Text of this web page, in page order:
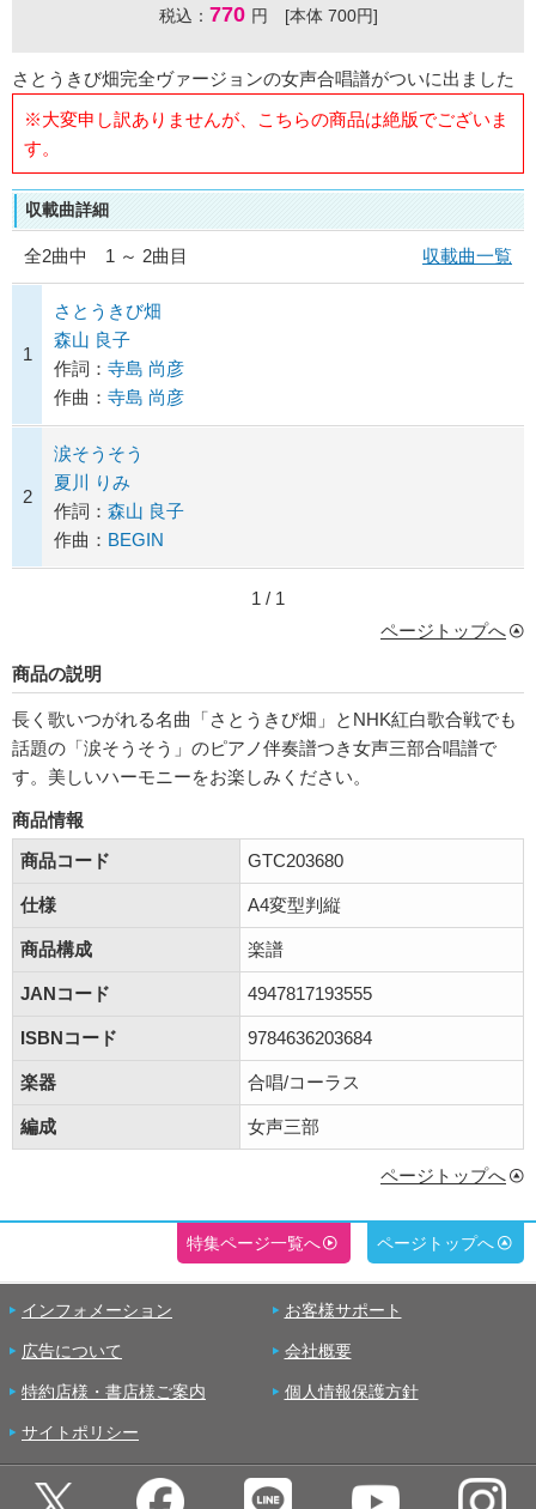
税込： 770 円 [本体 700円]
さとうきび畑完全ヴァージョンの女声合唱譜がついに出ました
※大変申し訳ありませんが、こちらの商品は絶版でございま
す。
収載曲詳細
全2曲中 1 ～ 2曲目 収載曲一覧
1
さとうきび畑
森山 良子
作詞： 寺島 尚彦
作曲： 寺島 尚彦
2
涙そうそう
夏川 りみ
作詞： 森山 良子
作曲： BEGIN
1 / 1
ページトップへ
商品の説明
長く歌いつがれる名曲「さとうきび畑」とNHK紅白歌合戦でも
話題の「涙そうそう」のピアノ伴奏譜つき女声三部合唱譜で
す。美しいハーモニーをお楽しみください。
商品情報
商品コード
GTC203680
仕様 A4変型判縦
商品構成 楽譜
JANコード 4947817193555
ISBNコード 9784636203684
楽器 合唱/コーラス
編成 女声三部
ページトップへ
特集ページ一覧へ ページトップへ
インフォメーション お客様サポート
広告について 会社概要
特約店様・書店様ご案内 個人情報保護方針
サイトポリシー